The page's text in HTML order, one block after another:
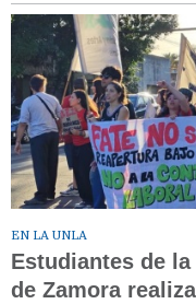
EN LA UNLA
Estudiantes de
de Zamora